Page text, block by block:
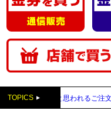
TOPICS
取業者と思われるご注文のキャ